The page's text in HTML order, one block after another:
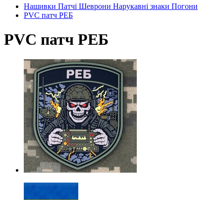
Нашивки Патчі Шеврони Нарукавні знаки Погони
PVC патч РЕБ
PVC патч РЕБ